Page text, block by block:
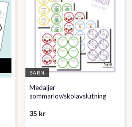
BARN
Medaljer
sommarlov/skolavslutning
35 kr